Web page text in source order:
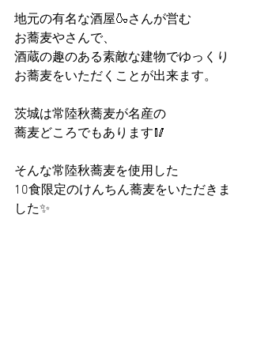
地元の有名な酒屋🍶さんが営む
お蕎麦やさんで、
酒蔵の趣のある素敵な建物でゆっくり
お蕎麦をいただくことが出来ます。
茨城は常陸秋蕎麦が名産の
蕎麦どころでもあります🥢
そんな常陸秋蕎麦を使用した
10食限定のけんちん蕎麦をいただきま
した✨